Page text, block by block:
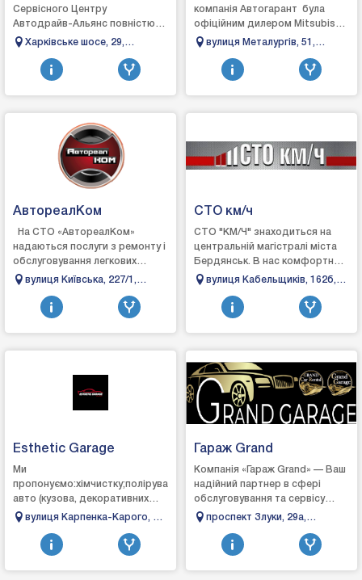
Сервісного Центру
Автодрайв-Альянс повністю
відповідає вимогам сучасного
оперативно і з&n...
Харківське шосе, 29,
Полтава, Полтавська
область
компанія Автогарант була
офіційним дилером Мitsubishi.
Renault та Ford. Для цього
вулиця Металургів, 51,
Бровари, Київська область
АвтореалКом
На СТО «АвтореалКом»
надаються послуги з ремонту і
обслуговування легкових
автомобілів, позашляховиків,
європейсь...
вулиця Київська, 227/1,
Бровари, Київська область
СТО км/ч
СТО "КМ/Ч" знаходиться на
центральній магістралі міста
Бердянськ. В нас комфортна
зона очікування, кава,
частин, а тако...
вулиця Кабельщиків, 162б,
Бердянськ, Запорізька
область
Esthetic Garage
Ми
пропонуємо:хімчистку;полірування
авто (кузова, декоративних
елементів салону);детейлінг
двигуна;детейлінг очистку
салону;захист...
вулиця Карпенка-Карого, 3,
Луцьк, Волинська область
Гараж Grand
Компанія «Гараж Grand» — Ваш
надійний партнер в сфері
обслуговування та сервісу
автомобілів!Наші фахівці
поліруванн...
проспект Злуки, 29а,
Тернопіль, Тернопільська
область